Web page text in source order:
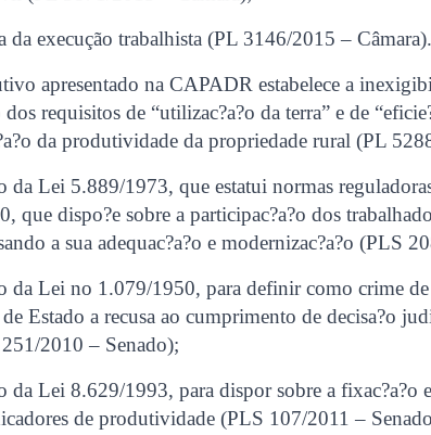
da execução trabalhista (PL 3146/2015 – Câmara).
apresentado na CAPADR estabelece a
requisitos de “utilizac?a?o da terra” e de
da produtividade da propriedade rural (PL
da Lei 5.889/1973, que estatui normas
que dispo?e sobre a participac?a?o dos
a sua adequac?a?o e modernizac?a?o (PLS
da Lei no 1.079/1950, para definir como crime
Estado a recusa ao cumprimento de decisa?o
2010 – Senado);
da Lei 8.629/1993, para dispor sobre a fixac?a?o
de produtividade (PLS 107/2011 –